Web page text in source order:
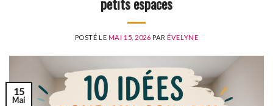
POSTÉ LE MAI 15, 2026 PARÉVELYNE
15
Mai